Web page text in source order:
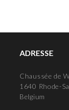
ADRESSE
Chaussée de
1640 Rhode-
Belgium